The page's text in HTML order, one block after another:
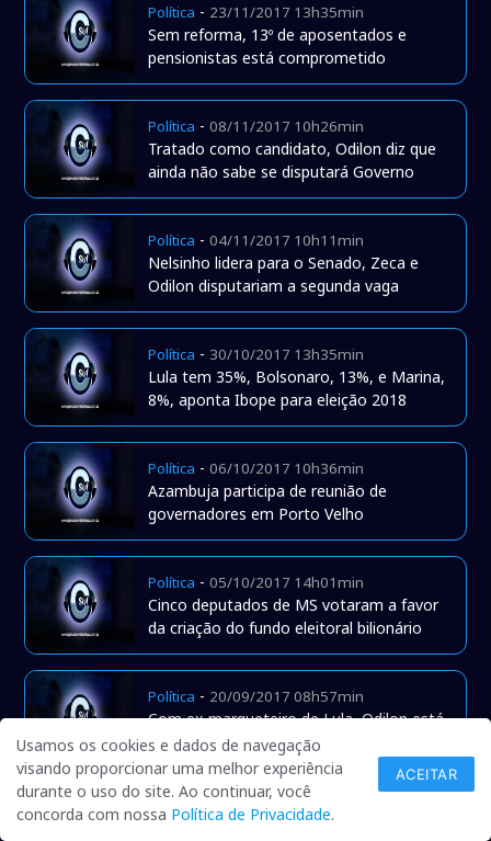
Política - 23/11/2017 13h35min
Sem reforma, 13º de aposentados e
pensionistas está comprometido
Política -08/11/2017 10h26min
Tratado como candidato, Odilon diz que
ainda não sabe se disputará Governo
Política -04/11/2017 10h11min
Nelsinho lidera para o Senado, Zeca e
Odilon disputariam a segunda vaga
Política - 30/10/2017 13h35min
Lula tem 35%, Bolsonaro, 13%, e Marina,
8%, aponta Ibope para eleição 2018
Política -06/10/2017 10h36min
Azambuja participa de reunião de
governadores em Porto Velho
Política -05/10/2017 14h01min
Cinco deputados de MS votaram a favor
da criação do fundo eleitoral bilionário
Política - 20/09/2017 08h57min
Com ex-marqueteiro de Lula, Odilon está
próximo de anunciar candidatura
Geral-28/08/2017 13h54min
Usamos os cookies e dados de navegação
visando proporcionar uma melhor experiência
durante o uso do site. Ao continuar, você
concorda com nossa Política de Privacidade.
ACEITAR